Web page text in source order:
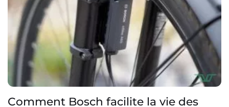
Comment Bosch facilite la vie des